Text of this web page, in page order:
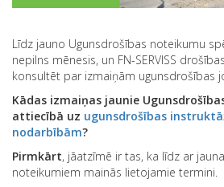
Līdz jauno Ugunsdrošības noteikumu
nepilns mēnesis, un FN-SERVISS
konsultēt par izmaiņām ugunsdrošības
Kādas izmaiņas jaunie
attiecībā uz ugunsdrošības
nodarbībām?
Pirmkārt, jāatzīmē ir tas, ka līdz ar
noteikumiem mainās lietojamie termini.